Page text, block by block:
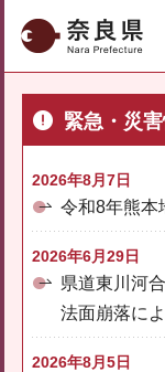
奈良県
緊急・災
2026年8月7日
令和8年熊本
2026年6月29日
県道東川河
法面崩落に
2026年8月5日